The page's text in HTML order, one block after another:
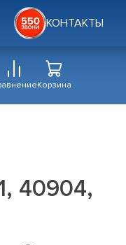
КОНТАКТЫ
Корзина
40904,